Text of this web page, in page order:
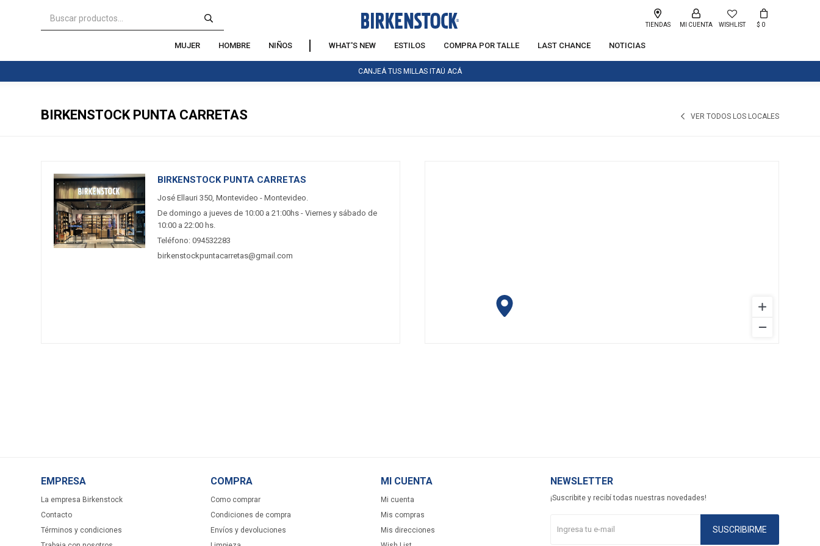
MUJER HOMBRE NIÑOS WHAT'S NEW ESTILOS COMPRA POR TALLE LAST CHANCE NOTICIAS
WISHLIST
TIENDAS $ 0
CANJEÁ TUS MILLAS ITAÚ ACÁ
BIRKENSTOCK PUNTA CARRETAS VER TODOS LOS LOCALES
BIRKENSTOCK PUNTA CARRETAS
José Ellauri 350, Montevideo - Montevideo.
De domingo a jueves de 10:00 a 21:00hs - Viernes y sábado de
10:00 a 22:00 hs.
Teléfono: 094532283
birkenstockpuntacarretas@gmail.com
EMPRESA
La empresa Birkenstock
Contacto
Términos y condiciones
COMPRA
Como comprar
Condiciones de compra
Envíos y devoluciones
MI CUENTA
Mi cuenta
Mis compras
Mis direcciones
NEWSLETTER
¡Suscribite y recibí todas nuestras novedades!
SUSCRIBIRME